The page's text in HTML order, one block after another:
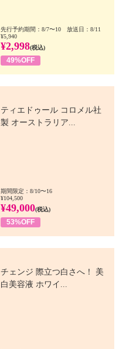
先行予約期間：8/7〜10 放送日：8/11
¥5,940
¥2,998(税込)
49%OFF
ティエドゥール コロメル社
製 オーストラリア...
期間限定：8/10〜16
¥104,500
¥49,000(税込)
53%OFF
チェンジ 際立つ白さへ！ 美
白美容液 ホワイ...